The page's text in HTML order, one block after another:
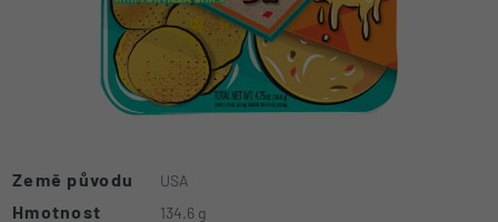
Země původu USA
Hmotnost 134.6 g